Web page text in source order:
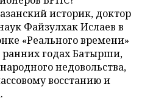
историк, доктор
Файзулхак Ислаев в
«Реального времени»
ранних годах Батырши,
недовольства,
восстанию и